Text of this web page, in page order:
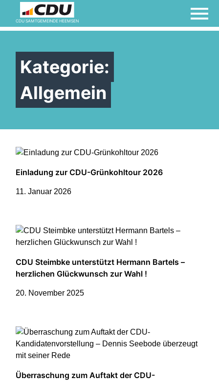
CDU SAMTGEMEINDE HEEMSEN
Kategorie:
Allgemein
Einladung zur CDU-Grünkohltour 2026
11. Januar 2026
CDU Steimbke unterstützt Hermann Bartels –
herzlichen Glückwunsch zur Wahl !
20. November 2025
Überraschung zum Auftakt der CDU-